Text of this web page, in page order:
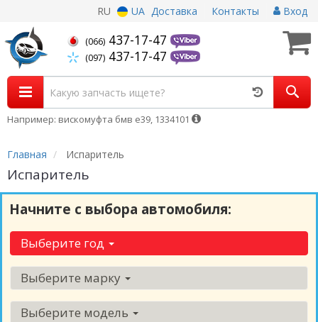
RU UA Доставка Контакты Вход
(066) 437-17-47
(097) 437-17-47
Например: вискомуфта бмв е39, 1334101
Главная Испаритель
Испаритель
Начните с выбора автомобиля:
Выберите год
Выберите марку
Выберите модель